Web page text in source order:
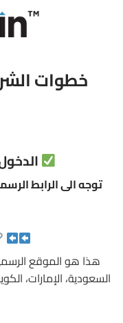
خطوات
توجه الى الرابط
هذا هو الموقع
السعودية، الإمارات،